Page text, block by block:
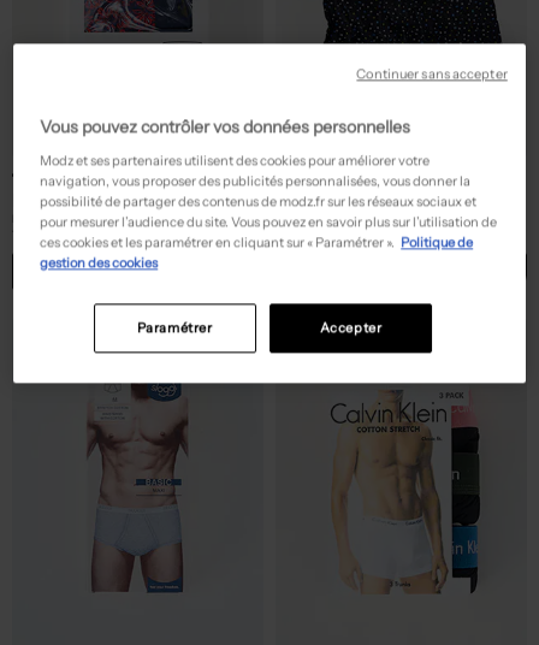
16,00€32,00€ -50%
HOM
Boxer - Imprimé fantaisie rouge
ACHAT EXPRESS
14,95€29,90€ -50%
MASSANA
Boxer - Imprimé fantaisie noir
T :
Vous pouvez contrôler vos données personnelles
Modz et ses partenaires utilisent des cookies pour améliorer votre
navigation, vous proposer des publicités personnalisées, vous donner la
possibilité de partager des contenus de modz.fr sur les réseaux sociaux et
pour mesurer l’audience du site. Vous pouvez en savoir plus sur l’utilisation de
ces cookies et les paramétrer en cliquant sur « Paramétrer ». Politique de
gestion des cookies
Accepter
Paramétrer
Continuer sans accepter